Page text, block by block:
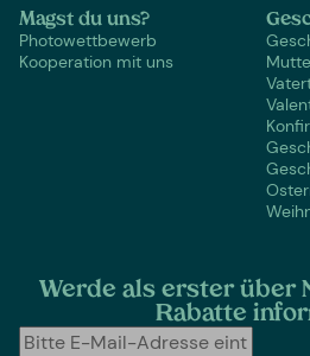
Magst du uns?
Photowettbewerb
Kooperation mit uns
Werde als erster über
Rabatte